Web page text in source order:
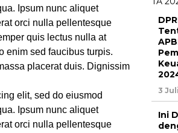
Ipsum nunc aliquet
orci nulla pellentesque
quis lectus nulla at
enim sed faucibus turpis.
placerat duis. Dignissim
elit, sed do eiusmod
Ipsum nunc aliquet
orci nulla pellentesque
3
Ini